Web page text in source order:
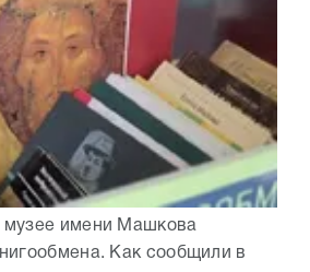
музее имени Машкова
Как сообщили в